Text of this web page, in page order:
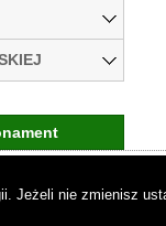
Jeżeli nie zmienisz